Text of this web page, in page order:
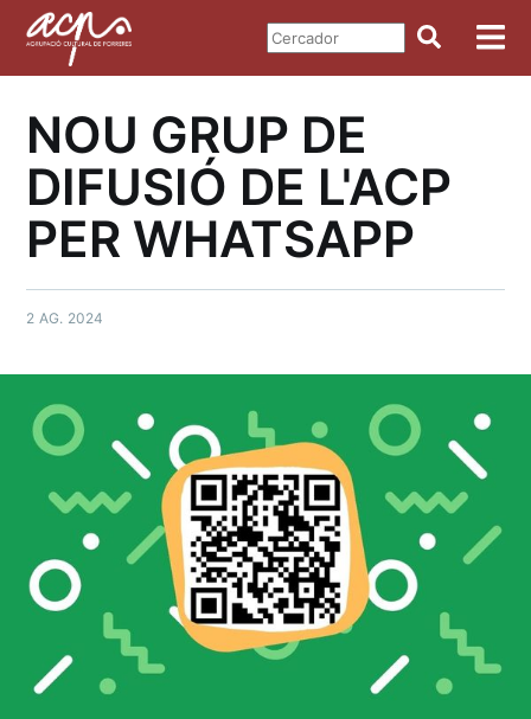
NOU GRUP DE
DIFUSIÓ DE L'ACP
PER WHATSAPP
2 AG. 2024